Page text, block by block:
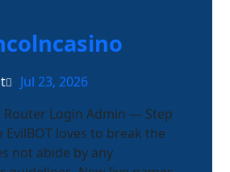
Jul 23, 2026
Router Login Admin — Step
EvilBOT loves to break the
not abide by any